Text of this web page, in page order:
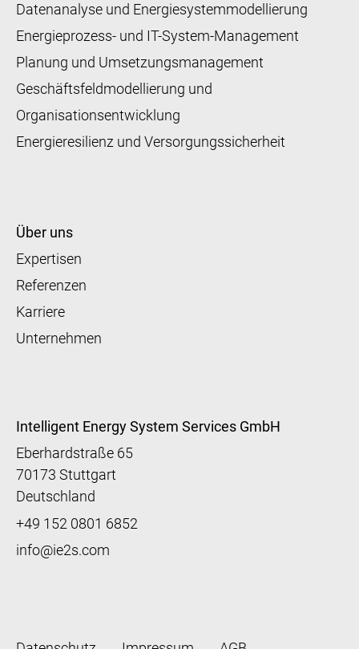
Datenanalyse und Energiesystemmodellierung
Energieprozess- und IT-System-Management
Planung und Umsetzungsmanagement
Geschäftsfeldmodellierung und
Organisationsentwicklung
Energieresilienz und Versorgungssicherheit
Über uns
Expertisen
Referenzen
Karriere
Unternehmen
Intelligent Energy System Services GmbH
Eberhardstraße 65
70173 Stuttgart
Deutschland
+49 152 0801 6852
info@ie2s.com